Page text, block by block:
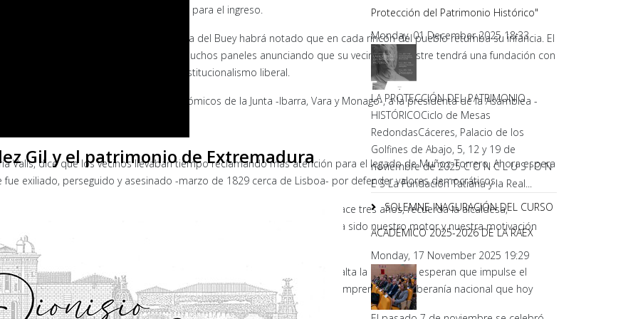
de Cabeza del Buey, le preparó para el ingreso.
cualquiera que haya pasado por Cabeza del Buey habrá notado que en cada rincón del pueblo retumba su infancia. El
plaza de la Constitución y estos días muchos paneles anunciando que su vecino más ilustre tendrá una fundación con
Diego Muñoz-Torrero alumbrara el constitucionalismo liberal.
se espera a los tres presidentes autonómicos de la Junta -Ibarra, Vara y Monago-, a la presidenta de la Asamblea -
Rivero- y Extremadura -Segundo Píriz-.
Valls, dice que los vecinos llevaban tiempo reclamando más atención para el legado de Muñoz-Torrero. Ahora espera
fue exiliado, perseguido y asesinado -marzo de 1829 cerca de Lisboa- por defender valores democráticos.
de Cádiz, pero el empujó definitivo no llegó hasta el 2015. Hace tres años, recuerda la alcaldesa,
de Extremadura se mostró muy interesada en acompañarles. «Ha sido nuestro motor y nuestra motivación
históricas, actos académicos o premios, pero sobre todo, resalta la alcaldesa, esperan que impulse el
Hay valores que se promulgaron entonces como la libertad de imprenta o la soberanía nacional que hoy
es el lugar más adecuado para generar ese tipo de debates».
Gil y el patrimonio de Extremadura
Protección del Patrimonio Histórico"
Monday, 01 December 2025 18:33
LA PROTECCIÓN DEL PATRIMONIO
HISTÓRICOCiclo de Mesas
RedondasCáceres, Palacio de los
Golfines de Abajo, 5, 12 y 19 de
noviembre de 2025 C O N C L U S I O N
E S La Fundación Tatiana y la Real...
SOLEMNE INAGURACIÓN DEL CURSO
ACADÉMICO 2025-2026 DE LA RAEX
Monday, 17 November 2025 19:29